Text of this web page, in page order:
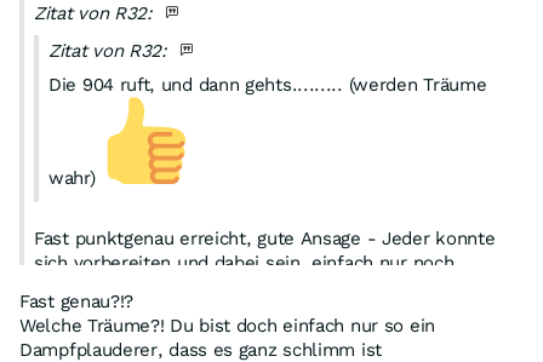
Zitat von R32:
Zitat von R32:
Die 904 ruft, und dann gehts......... (werden Träume
wahr)
Fast punktgenau erreicht, gute Ansage - Jeder konnte
sich vorbereiten und dabei sein, einfach nur noch
Fast genau?!?
Welche Träume?! Du bist doch einfach nur so ein
Dampfplauderer, dass es ganz schlimm ist